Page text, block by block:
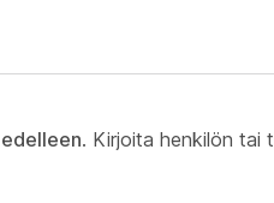
. Kirjoita henkilön tai